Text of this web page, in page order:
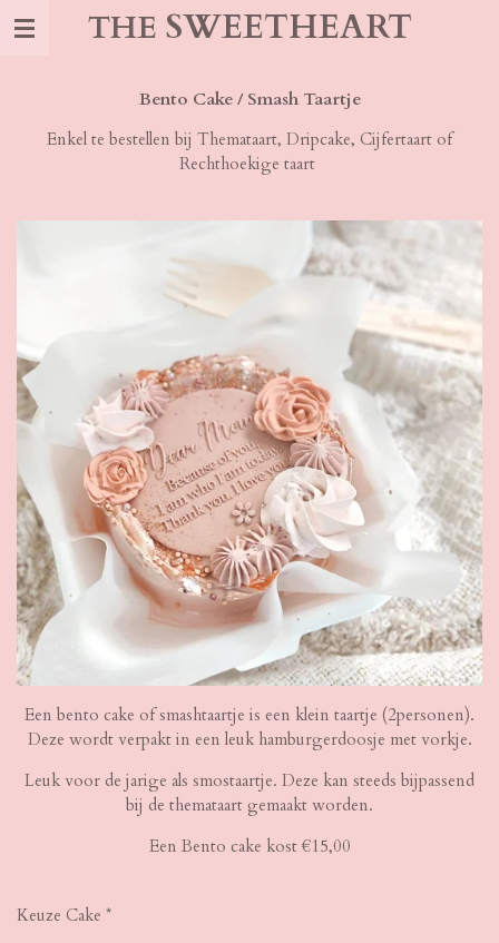
Ga
THE SWEETHEART
Bento Cake / Smash Taartje
Enkel te bestellen bij Themataart, Dripcake, Cijfertaart of
Rechthoekige taart
Een bento cake of smashtaartje is een klein taartje (2personen).
Deze wordt verpakt in een leuk hamburgerdoosje met vorkje.
Leuk voor de jarige als smostaartje. Deze kan steeds bijpassend
bij de themataart gemaakt worden.
Een Bento cake kost €15,00
Keuze Cake *